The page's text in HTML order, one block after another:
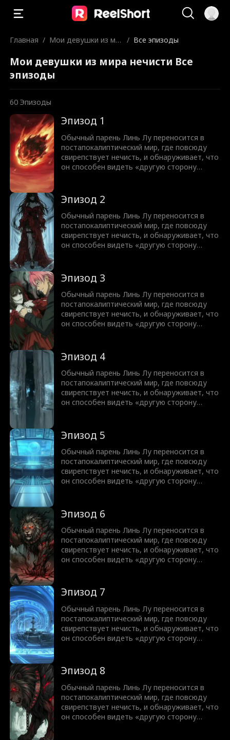
Главная / Мои девушки из ми
/ Все эпизоды
Мои девушки из мира нечисти Все
эпизоды
60 Эпизоды
Эпизод 1
Обычный парень Линь Лу переносится в
постапокалиптический мир, где повсюду
свирепствует нечисть, и обнаруживает, что
он способен видеть «другую сторону
для него они превращаются в красавиц с
разными характерами от дерзких роковых
красоток до очаровательных милашек.
Эпизод 2
Обычный парень Линь Лу переносится в
постапокалиптический мир, где повсюду
свирепствует нечисть, и обнаруживает, что
он способен видеть «другую сторону
для него они превращаются в красавиц с
разными характерами от дерзких роковых
красоток до очаровательных милашек.
Эпизод 3
Обычный парень Линь Лу переносится в
постапокалиптический мир, где повсюду
свирепствует нечисть, и обнаруживает, что
он способен видеть «другую сторону
для него они превращаются в красавиц с
разными характерами от дерзких роковых
красоток до очаровательных милашек.
Эпизод 4
Обычный парень Линь Лу переносится в
постапокалиптический мир, где повсюду
свирепствует нечисть, и обнаруживает, что
он способен видеть «другую сторону
для него они превращаются в красавиц с
разными характерами от дерзких роковых
красоток до очаровательных милашек.
Эпизод 5
Обычный парень Линь Лу переносится в
постапокалиптический мир, где повсюду
свирепствует нечисть, и обнаруживает, что
он способен видеть «другую сторону
для него они превращаются в красавиц с
разными характерами от дерзких роковых
красоток до очаровательных милашек.
Эпизод 6
Обычный парень Линь Лу переносится в
постапокалиптический мир, где повсюду
свирепствует нечисть, и обнаруживает, что
он способен видеть «другую сторону
для него они превращаются в красавиц с
разными характерами от дерзких роковых
красоток до очаровательных милашек.
Эпизод 7
Обычный парень Линь Лу переносится в
постапокалиптический мир, где повсюду
свирепствует нечисть, и обнаруживает, что
он способен видеть «другую сторону
для него они превращаются в красавиц с
разными характерами от дерзких роковых
красоток до очаровательных милашек.
Эпизод 8
Обычный парень Линь Лу переносится в
постапокалиптический мир, где повсюду
свирепствует нечисть, и обнаруживает, что
он способен видеть «другую сторону